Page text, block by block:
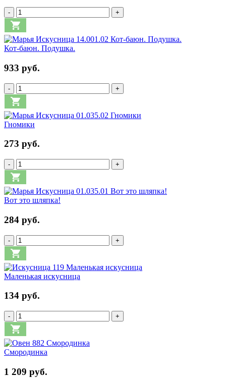
- +
Кот-баюн. Подушка.
933 руб.
- +
Гномики
273 руб.
- +
Вот это шляпка!
284 руб.
- +
Маленькая искусница
134 руб.
- +
Смородинка
1 209 руб.